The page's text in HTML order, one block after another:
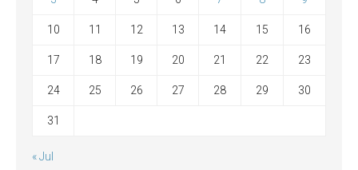
10 11 12 13 14 15 16
17 18 19 20 21 22 23
24 25 26 27 28 29 30
31
« Jul